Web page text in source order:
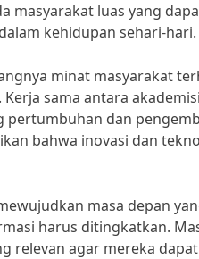
masyarakat luas yang
kehidupan sehari-hari.
minat masyarakat
sama antara
pertumbuhan dan
bahwa inovasi dan
masa depan
harus ditingkatkan.
relevan agar mereka